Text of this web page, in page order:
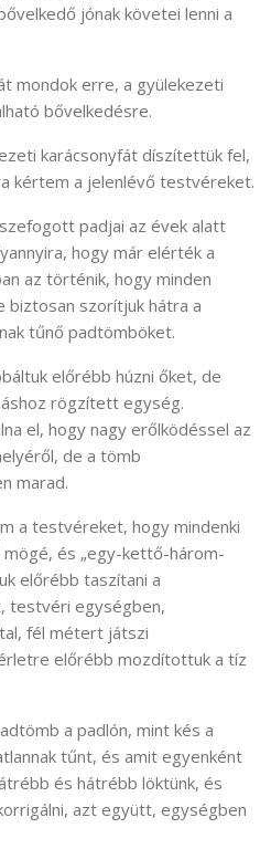
jónak követei lenni a
mondok erre, a gyülekezeti
bővelkedésre.
karácsonyfát díszítettük fel,
kértem a jelenlévő testvéreket.
padjai az évek alatt
hogy már elérték a
az történik, hogy minden
biztosan szorítjuk hátra a
tűnő padtömböket.
előrébb húzni őket, de
rögzített egység.
el, hogy nagy erőlködéssel az
de a tömb
marad.
a testvéreket, hogy mindenki
és „egy-kettő-három-
előrébb taszítani a
testvéri egységben,
fél métert játszi
előrébb mozdítottuk a tíz
a padlón, mint kés a
tűnt, és amit egyenként
és hátrébb löktünk, és
azt együtt, egységben